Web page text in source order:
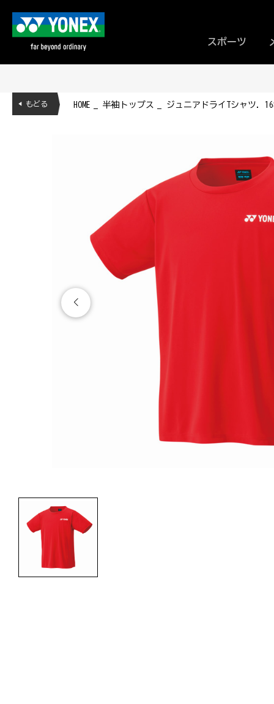
スポーツ
HOME 半袖トップス ジュニアドライTシャツ.
◀ もどる